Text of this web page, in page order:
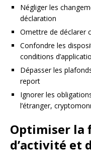
Négliger les
déclaration
Omettre de déclarer
Confondre les
conditions
Dépasser les
report
Ignorer les
l’étranger,
Optimiser la
d’activité et